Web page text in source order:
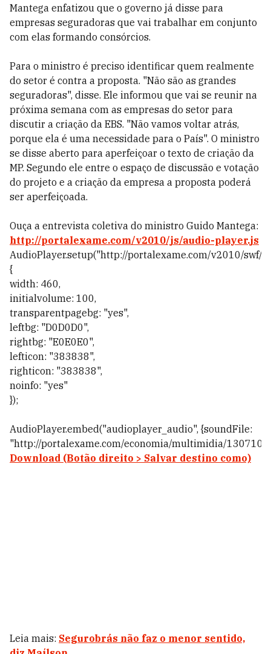
Mantega enfatizou que o governo já disse para
empresas seguradoras que vai trabalhar em conjunto
com elas formando consórcios.
Para o ministro é preciso identificar quem realmente
do setor é contra a proposta. "Não são as grandes
seguradoras", disse. Ele informou que vai se reunir na
próxima semana com as empresas do setor para
discutir a criação da EBS. "Não vamos voltar atrás,
porque ela é uma necessidade para o País". O ministro
se disse aberto para aperfeiçoar o texto de criação da
MP. Segundo ele entre o espaço de discussão e votação
do projeto e a criação da empresa a proposta poderá
ser aperfeiçoada.
Ouça a entrevista coletiva do ministro Guido Mantega:
http://portalexame.com/v2010/js/audio-player.js
AudioPlayer.setup("http://portalexame.com/v2010/swf/
{
width: 460,
initialvolume: 100,
transparentpagebg: "yes",
leftbg: "D0D0D0",
rightbg: "E0E0E0",
lefticon: "383838",
righticon: "383838",
noinfo: "yes"
});
AudioPlayer.embed("audioplayer_audio", {soundFile:
"http://portalexame.com/economia/multimidia/
Download (Botão direito > Salvar destino como)
Leia mais: Segurobrás não faz o menor sentido,